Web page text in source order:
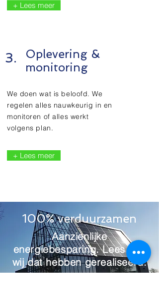
+ Lees meer
Oplevering &
monitoring
3.
We doen wat is beloofd. We
regelen alles nauwkeurig in en
monitoren of alles werkt
volgens plan.
+ Lees meer
100% verduurzamen
Aanzienlijke
energiebesparing. Lees hoe
wij dat hebben gerealiseerd.